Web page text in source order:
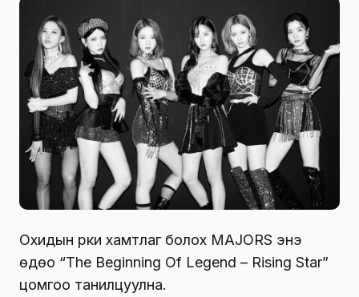
Охидын рүүки хамтлаг болох MAJORS энэ
өдөо “The Beginning Of Legend – Rising Star”
цомгоо танилцуулна.